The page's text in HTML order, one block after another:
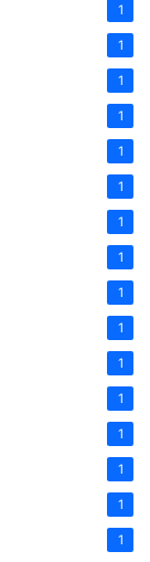
1
1
1
1
1
1
1
1
1
1
1
1
1
1
1
1